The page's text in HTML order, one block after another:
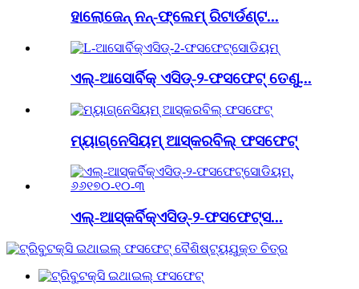
ହାଲୋଜେନ୍ ନନ୍-ଫ୍ଲେମ୍ ରିଟାର୍ଡଣ୍ଟ...
ଏଲ୍-ଆସୋର୍ବିକ୍ ଏସିଡ୍-୨-ଫସଫେଟ୍ ତେଣୁ...
ମ୍ୟାଗ୍ନେସିୟମ୍ ଆସ୍କରବିଲ୍ ଫସଫେଟ୍
ଏଲ୍-ଆସ୍କର୍ବିକ୍ଏସିଡ୍-୨-ଫସଫେଟ୍ସ...